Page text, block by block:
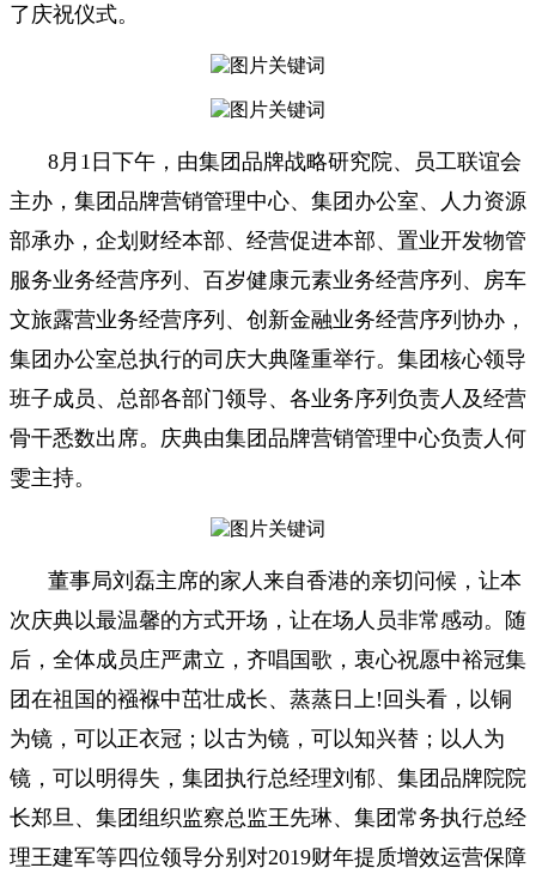
了庆祝仪式。
8月1日下午，由集团品牌战略研究院、员工联谊会
主办，集团品牌营销管理中心、集团办公室、人力资源
部承办，企划财经本部、经营促进本部、置业开发物管
服务业务经营序列、百岁健康元素业务经营序列、房车
文旅露营业务经营序列、创新金融业务经营序列协办，
集团办公室总执行的司庆大典隆重举行。集团核心领导
班子成员、总部各部门领导、各业务序列负责人及经营
骨干悉数出席。庆典由集团品牌营销管理中心负责人何
雯主持。
董事局刘磊主席的家人来自香港的亲切问候，让本
次庆典以最温馨的方式开场，让在场人员非常感动。随
后，全体成员庄严肃立，齐唱国歌，衷心祝愿中裕冠集
团在祖国的襁褓中茁壮成长、蒸蒸日上!回头看，以铜
为镜，可以正衣冠；以古为镜，可以知兴替；以人为
镜，可以明得失，集团执行总经理刘郁、集团品牌院院
长郑旦、集团组织监察总监王先琳、集团常务执行总经
理王建军等四位领导分别对2019财年提质增效运营保障